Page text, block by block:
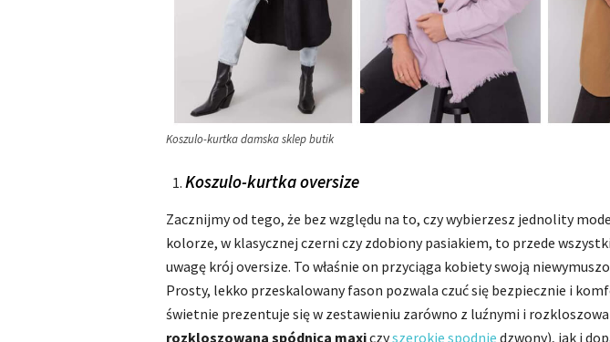
Koszulo-kurtka damska sklep butik
Koszulo-kurtka oversize
Zacznijmy od tego, że bez względu na to, czy wybierzesz jednolity
kolorze, w klasycznej czerni czy zdobiony pasiakiem, to przede
uwagę krój oversize. To właśnie on przyciąga kobiety swoją
Prosty, lekko przeskalowany fason pozwala czuć się bezpiecznie i
świetnie prezentuje się w zestawieniu zarówno z luźnymi i
rozkloszowana spódnica maxiczyszerokie spodnie dzwony), jak i